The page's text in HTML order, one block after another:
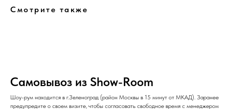
Смотрите также
Самовывоз из Show-Room
Шоу-рум находится в г.Зеленоград (район Москвы в 15 минут от МКАД). Заранее
предупредите о своем визите, чтобы согласовать свободное время с менеджером